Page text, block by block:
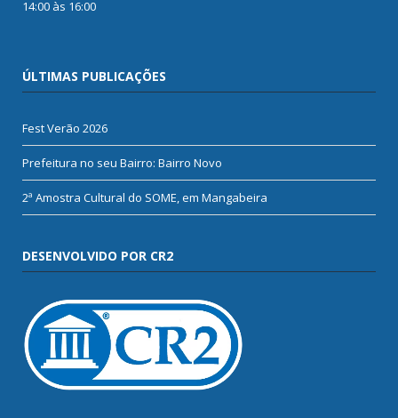
14:00 às 16:00
ÚLTIMAS PUBLICAÇÕES
Fest Verão 2026
Prefeitura no seu Bairro: Bairro Novo
2ª Amostra Cultural do SOME, em Mangabeira
DESENVOLVIDO POR CR2